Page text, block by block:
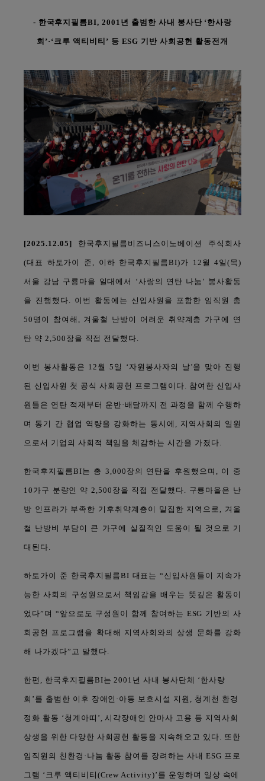
- 한국후지필름BI, 2001년 출범한 사내 봉사단 ‘한사랑
회’·‘크루 액티비티’ 등 ESG 기반 사회공헌 활동전개
[2025.12.05] 한국후지필름비즈니스이노베이션 주식회사
(대표 하토가이 준, 이하 한국후지필름BI)가 12월 4일(목)
서울 강남 구룡마을 일대에서 ‘사랑의 연탄 나눔’ 봉사활동
을 진행했다. 이번 활동에는 신입사원을 포함한 임직원 총
50명이 참여해, 겨울철 난방이 어려운 취약계층 가구에 연
탄 약 2,500장을 직접 전달했다.
이번 봉사활동은 12월 5일 ‘자원봉사자의 날’을 맞아 진행
된 신입사원 첫 공식 사회공헌 프로그램이다. 참여한 신입사
원들은 연탄 적재부터 운반·배달까지 전 과정을 함께 수행하
며 동기 간 협업 역량을 강화하는 동시에, 지역사회의 일원
으로서 기업의 사회적 책임을 체감하는 시간을 가졌다.
한국후지필름BI는 총 3,000장의 연탄을 후원했으며, 이 중
10가구 분량인 약 2,500장을 직접 전달했다. 구룡마을은 난
방 인프라가 부족한 기후취약계층이 밀집한 지역으로, 겨울
철 난방비 부담이 큰 가구에 실질적인 도움이 될 것으로 기
대된다.
하토가이 준 한국후지필름BI 대표는 “신입사원들이 지속가
능한 사회의 구성원으로서 책임감을 배우는 뜻깊은 활동이
었다”며 “앞으로도 구성원이 함께 참여하는 ESG 기반의 사
회공헌 프로그램을 확대해 지역사회와의 상생 문화를 강화
해 나가겠다”고 말했다.
한편, 한국후지필름BI는 2001년 사내 봉사단체 ‘한사랑
회’를 출범한 이후 장애인·아동 보호시설 지원, 청계천 환경
정화 활동 ‘청계아띠’, 시각장애인 안마사 고용 등 지역사회
상생을 위한 다양한 사회공헌 활동을 지속해오고 있다. 또한
임직원의 친환경·나눔 활동 참여를 장려하는 사내 ESG 프로
그램 ‘크루 액티비티(Crew Activity)’를 운영하며 일상 속에